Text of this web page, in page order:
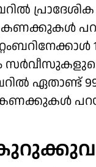
കണക്കുകള്‍
ഏതാണ്ട്